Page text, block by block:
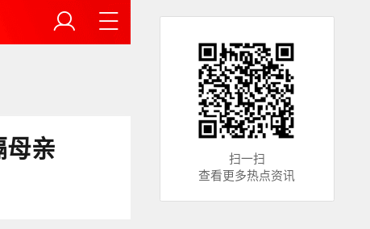
亲
扫一扫
查看更多热点资讯